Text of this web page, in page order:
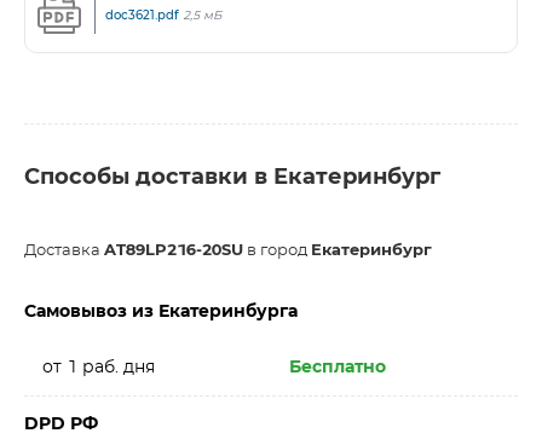
doc3621.pdf 2,5 мБ
Способы доставки в Екатеринбург
Доставка AT89LP216-20SU в город Екатеринбург
Самовывоз из Екатеринбурга
от 1 раб. дня Бесплатно
DPD РФ